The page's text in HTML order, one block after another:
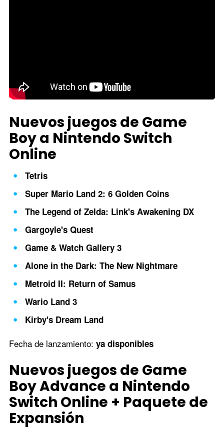
Nuevos juegos de Game
Boy a Nintendo Switch
Online
Tetris
Super Mario Land 2: 6 Golden Coins
The Legend of Zelda: Link's Awakening DX
Gargoyle's Quest
Game & Watch Gallery 3
Alone in the Dark: The New Nightmare
Metroid II: Return of Samus
Wario Land 3
Kirby's Dream Land
Fecha de lanzamiento: ya disponibles
Nuevos juegos de Game
Boy Advance a Nintendo
Switch Online + Paquete de
Expansión